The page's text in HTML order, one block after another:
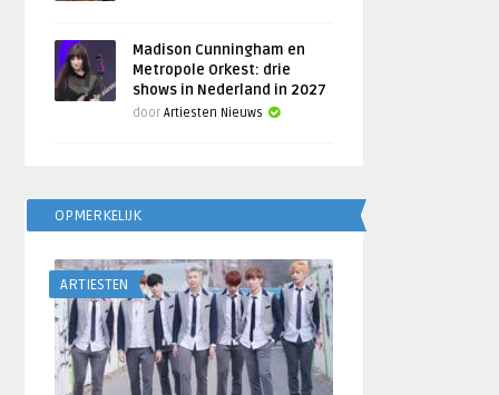
Madison Cunningham en
Metropole Orkest: drie
shows in Nederland in 2027
doorArtiesten Nieuws
OPMERKELIJK
ARTIESTEN